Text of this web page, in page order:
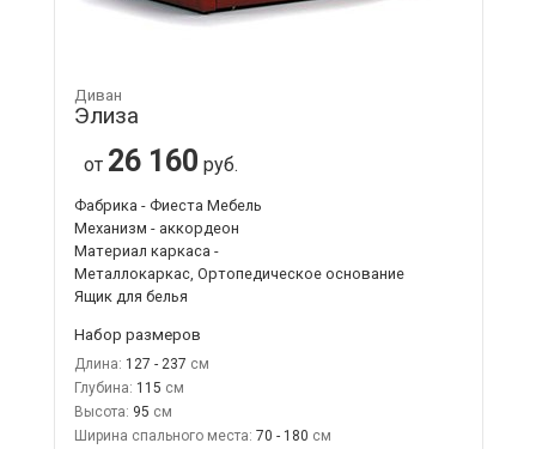
Диван
Элиза
от 26 160 руб.
Фабрика - Фиеста Мебель
Механизм - аккордеон
Материал каркаса -
Металлокаркас, Ортопедическое основание
Ящик для белья
Набор размеров
Длина: 127 - 237
Глубина: 115
Высота: 95
Ширина спального места: 70 - 180